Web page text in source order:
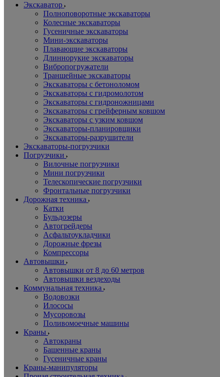
Экскаватор
Полноповоротные экскаваторы
Колесные экскаваторы
Гусеничные экскаваторы
Мини-экскаваторы
Плавающие экскаваторы
Длиннорукие экскаваторы
Вибропогружатели
Траншейные экскаваторы
Экскаваторы с бетоноломом
Экскаваторы с гидромолотом
Экскаваторы с гидроножницами
Экскаваторы с грейферным ковшом
Экскаваторы с узким ковшом
Экскаваторы-планировщики
Экскаваторы-разрушители
Экскаваторы-погрузчики
Погрузчики
Вилочные погрузчики
Мини погрузчики
Телескопические погрузчики
Фронтальные погрузчики
Дорожная техника
Катки
Бульдозеры
Автогрейдеры
Асфальтоукладчики
Дорожные фрезы
Компрессоры
Автовышки
Автовышки от 8 до 60 метров
Автовышки вездеходы
Коммунальная техника
Водовозки
Илососы
Мусоровозы
Поливомоечные машины
Краны
Автокраны
Башенные краны
Гусеничные краны
Краны-манипуляторы